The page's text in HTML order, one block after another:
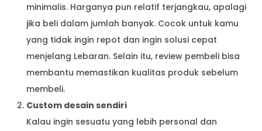
minimalis. Harganya pun relatif terjangkau, apalagi
jika beli dalam jumlah banyak. Cocok untuk kamu
yang tidak ingin repot dan ingin solusi cepat
menjelang Lebaran. Selain itu, review pembeli bisa
membantu memastikan kualitas produk sebelum
membeli.
Custom desain sendiri
Kalau ingin sesuatu yang lebih personal dan